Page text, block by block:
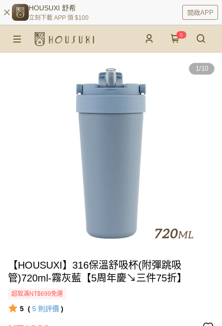
HOUSUXI 舒希
立刻下載 APP 領 $100
開啟APP
0
1/10
【HOUSUXI】316保溫舒吸杯(附彈跳吸
管)720ml-霧灰藍【5周年慶↘三件75折】
超取滿NT$699免運
5 ( 5 則評價 )